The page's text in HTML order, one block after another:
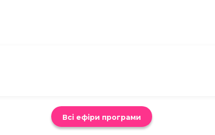
Всі ефіри програми